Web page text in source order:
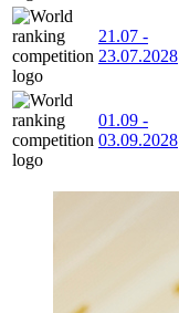
21.07 -
23.07.2028
01.09 -
03.09.2028